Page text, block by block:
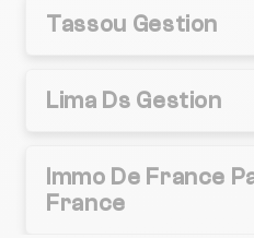
Tassou Gestion
Lima Ds Gestion
Immo De France
France